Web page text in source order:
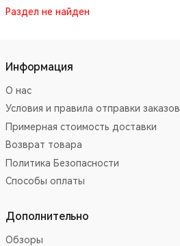
Раздел не найден
Информация
О нас
Условия и правила отправки заказов
Примерная стоимость доставки
Возврат товара
Политика Безопасности
Способы оплаты
Дополнительно
Обзоры